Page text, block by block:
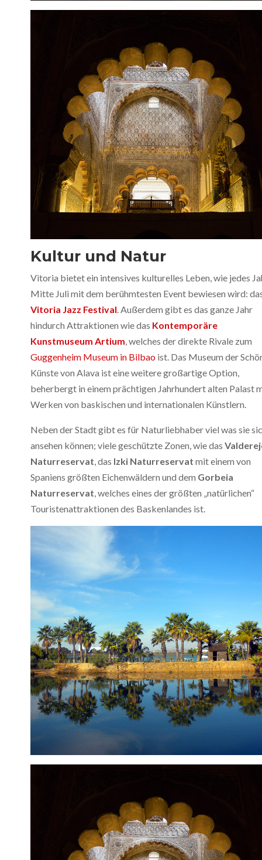
Kultur und Natur
Vitoria bietet ein intensives kulturelles Leben, wie jedes
Mitte Juli mit dem berühmtesten Event bewiesen wird:
Vitoria Jazz Festival. Außerdem gibt es das ganze Jahr
hindurch Attraktionen wie das Kontemporäre
Kunstmuseum Artium, welches der direkte Rivale zum
Guggenheim Museum in Bilbao ist. Das Museum der
Künste von Alava ist eine weitere großartige Option,
beherbergt in einem prächtigen Jahrhundert alten Palast
Werken von baskischen und internationalen Künstlern.
Neben der Stadt gibt es für Naturliebhaber viel was sie
ansehen können; viele geschützte Zonen, wie das
Naturreservat, das Izki Naturreservat mit einem von
Spaniens größten Eichenwäldern und dem Gorbeia
Naturreservat, welches eines der größten „natürlichen“
Touristenattraktionen des Baskenlandes ist.